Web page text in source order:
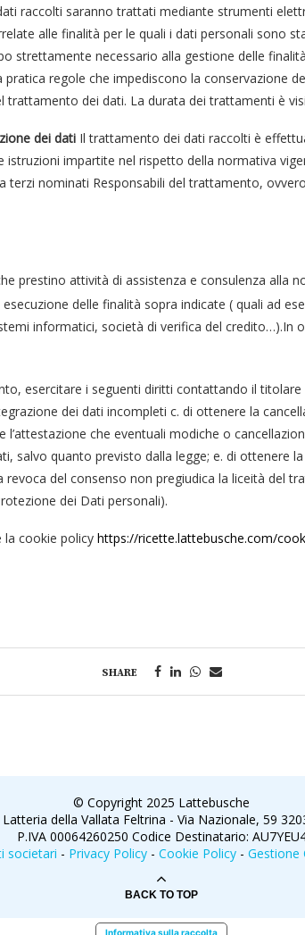
raccolti saranno trattati mediante strumenti
alle finalità per le quali i dati personali sono
strettamente necessario alla gestione delle
regole che impediscono la conservazione
dei dati. La durata dei trattamenti è
dei dati Il trattamento dei dati raccolti è
impartite nel rispetto della normativa
terzi nominati Responsabili del trattamento,
prestino attività di assistenza e consulenza alla
delle finalità sopra indicate ( quali ad
informatici, società di verifica del credito…).In
esercitare i seguenti diritti contattando il
dei dati incompleti c. di ottenere la
che eventuali modiche o
salvo quanto previsto dalla legge; e. di ottenere
del consenso non pregiudica la liceità del
dei Dati personali).
la cookie policy https://ricette.lattebusche.com/
SHARE
© Copyright 2025 Lattebusche
della Vallata Feltrina - Via Nazionale, 59
P.IVA 00064260250 Codice Destinatario:
societari - Privacy Policy- Cookie Policy- Gestione
BACK TO TOP
Informativa sulla raccolta